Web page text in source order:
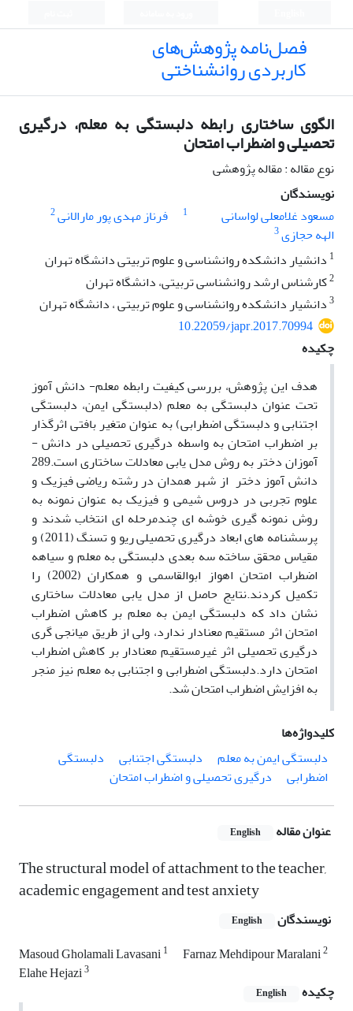
فصل‌نامه پژوهش‌های
کاربردی روانشناختی
الگوی ساختاری رابطه دلبستگی به معلم، درگیری
تحصیلی و اضطراب امتحان
نوع مقاله : مقاله پژوهشی
نویسندگان
مسعود غلامعلی لواسانی
1 فرناز مهدی پور مارالانی2
الهه حجازی3
1 دانشیار دانشکده روانشناسی و علوم تربیتی دانشگاه تهران
2کارشناس ارشد روانشناسی تربیتی، دانشگاه تهران
3دانشیار دانشکده روانشناسی و علوم تربیتی ، دانشگاه تهران
10.22059/japr.2017.70994
چکیده
هدف این پژوهش، بررسی کیفیت رابطه معلم- دانش ­آموز
تحت عنوان دلبستگی به معلم (دلبستگی ایمن، دلبستگی
اجتنابی و دلبستگی اضطرابی) به عنوان متغیر بافتی اثرگذار
بر اضطراب امتحان به واسطه درگیری تحصیلی در دانش ­
آموزان دختر به روش مدل ­یابی معادلات ساختاری است.289
دانش ­آموز دختر از شهر همدان در رشته ریاضی فیزیک و
علوم تجربی در دروس شیمی و فیزیک به عنوان نمونه به
روش نمونه ­گیری خوشه ­ای چندمرحله ­ای انتخاب شدند و
پرسشنامه ­های ابعاد درگیری تحصیلی ریو و تسنگ (2011) و
مقیاس محقق ­ساخته سه­ بعدی دلبستگی به معلم و سیاهه
اضطراب امتحان اهواز ابوالقاسمی و همکاران (2002) را
تکمیل کردند.نتایج حاصل از مدل ­یابی معادلات ساختاری
نشان داد که دلبستگی ایمن به معلم بر کاهش اضطراب
امتحان اثر مستقیم معنادار ندارد، ولی از طریق میانجی ­گری
درگیری تحصیلی اثر غیرمستقیم معنادار بر کاهش اضطراب
امتحان دارد.دلبستگی اضطرابی و اجتنابی به معلم نیز منجر
به افزایش اضطراب امتحان شد.
کلیدواژه‌ها
دلبستگی ایمن به معلم
دلبستگی اجتنابی
دلبستگی
اضطرابی
درگیری تحصیلی و اضطراب امتحان
عنوان مقاله English
The structural model of attachment to the teacher,
academic engagement and test anxiety
نویسندگان English
Masoud Gholamali Lavasani1 Farnaz Mehdipour Maralani2
Elahe Hejazi3
چکیده English